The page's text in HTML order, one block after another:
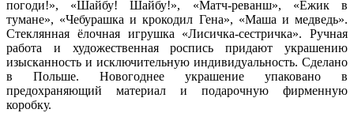
погоди!», «Шайбу! Шайбу!», «Матч-реванш», «Ёжик в
тумане», «Чебурашка и крокодил Гена», «Маша и медведь».
Стеклянная ёлочная игрушка «Лисичка-сестричка». Ручная
работа и художественная роспись придают украшению
изысканность и исключительную индивидуальность. Сделано
в Польше. Новогоднее украшение упаковано в
предохраняющий материал и подарочную фирменную
коробку.